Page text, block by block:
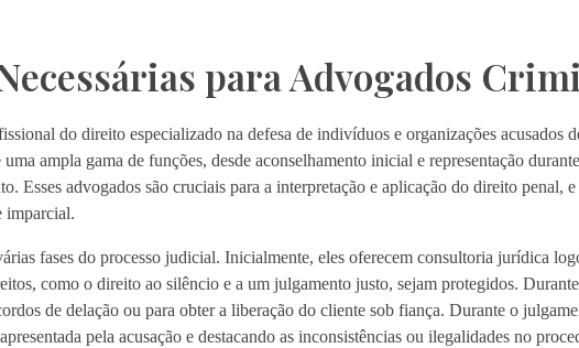
para Advogados
do direito especializado na defesa de indivíduos e organizações acusados
uma ampla gama de funções, desde aconselhamento inicial e representação
Esses advogados são cruciais para a interpretação e aplicação do direito penal,
imparcial.
fases do processo judicial. Inicialmente, eles oferecem consultoria jurídica
como o direito ao silêncio e a um julgamento justo, sejam protegidos.
de delação ou para obter a liberação do cliente sob fiança. Durante o
pela acusação e destacando as inconsistências ou ilegalidades no